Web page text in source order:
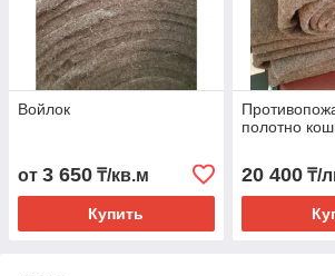
Войлок
от 3 650 ₸/кв.м
Купить
полотно
20 400₸/